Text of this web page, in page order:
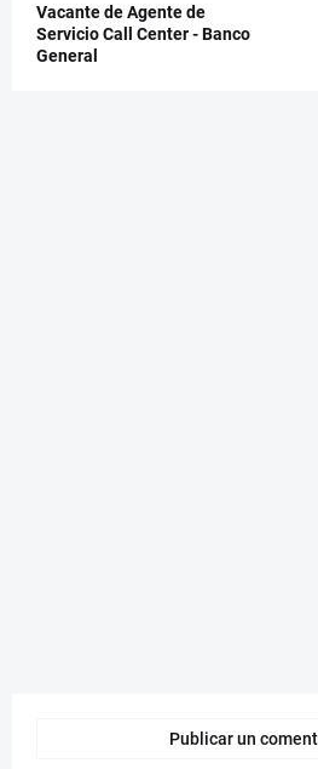
Vacante de Agente de
Servicio Call Center - Banco
General
Publicar un